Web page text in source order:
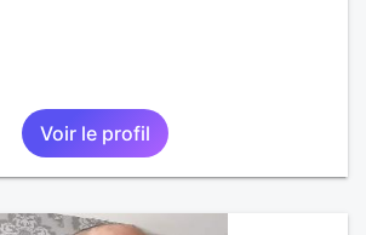
Voir le profil